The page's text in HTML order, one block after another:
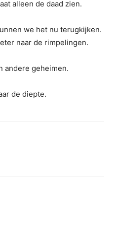
alleen de daad zien.
we het nu terugkijken.
naar de rimpelingen.
andere geheimen.
de diepte.